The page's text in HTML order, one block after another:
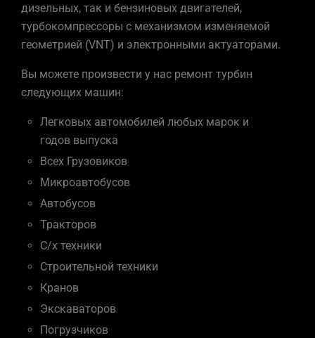
дизельных, так и бензиновых двигателей,
турбокомпрессоры с механизмом изменяемой
геометрией (VNT) и электронными актуаторами.
Вы можете произвести у нас ремонт турбин
следующих машин:
Легковых автомобилей любых марок и
годов выпуска
Всех Грузовиков
Микроавтобусов
Автобусов
Тракторов
С/х техники
Строительной техники
Кранов
Экскаваторов
Погрузчиков